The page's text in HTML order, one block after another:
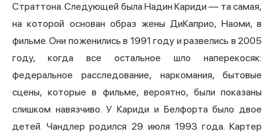
Страттона. Следующей была Надин Кариди — та самая,
на которой основан образ жены ДиКаприо, Наоми, в
фильме. Они поженились в 1991 году и развелись в 2005
году, когда все остальное шло наперекосяк:
федеральное расследование, наркомания, бытовые
сцены, которые в фильме, вероятно, были показаны
слишком навязчиво. У Кариди и Белфорта было двое
детей. Чандлер родился 29 июля 1993 года. Картер